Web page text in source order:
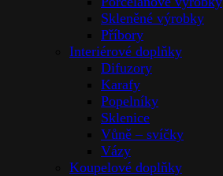
Skleněné výrobky
Příbory
Interiérové doplňky
Difuzory
Karafy
Popelníky
Sklenice
Vůně – svíčky
Vázy
Koupelové doplňky